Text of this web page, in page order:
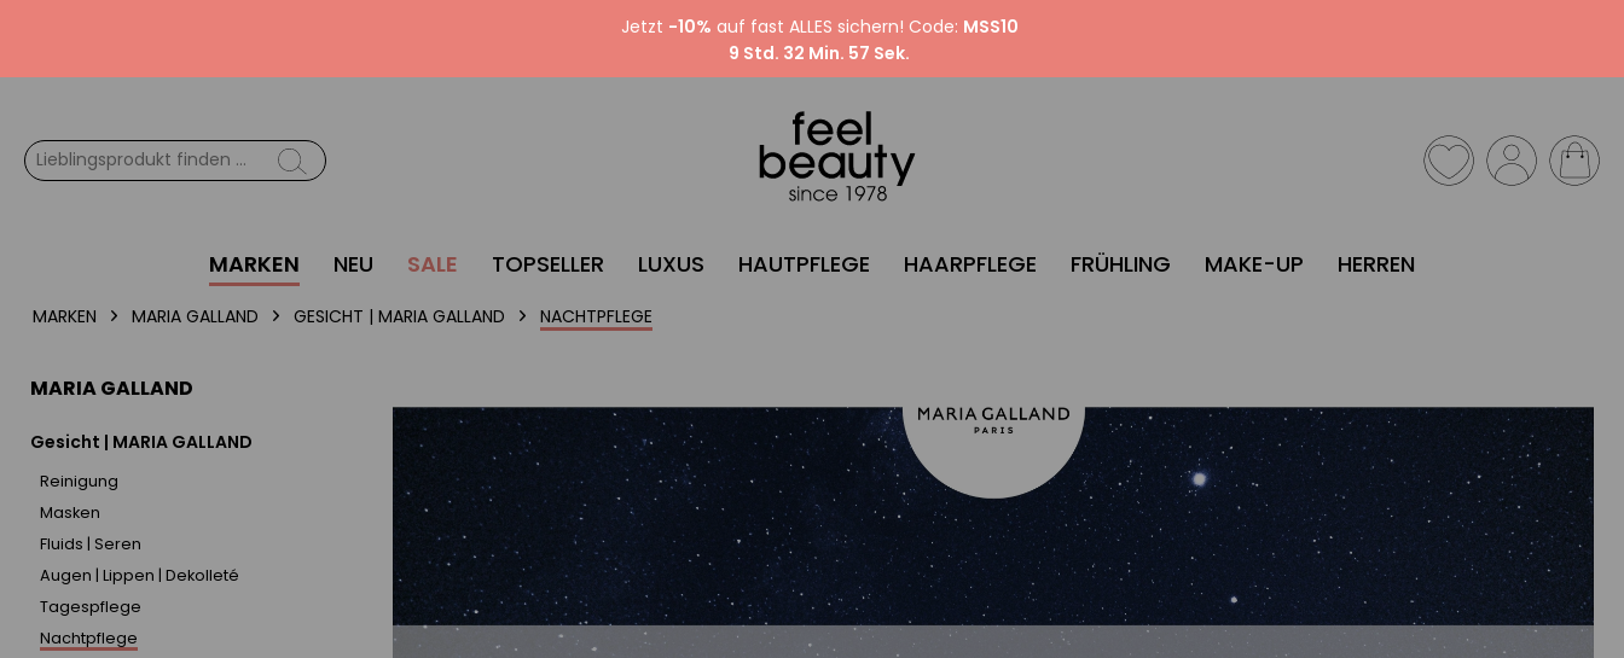
Jetzt -10% auf fast ALLES sichern! Code: MSS10
9 Std. 32 Min. 56 Sek.
MARKEN NEU SALE TOPSELLER LUXUS HAUTPFLEGE HAARPFLEGE FRÜHLING MAKE-UP HERREN
MARKEN MARIA GALLAND GESICHT | MARIA GALLAND NACHTPFLEGE
MARIA GALLAND
Gesicht | MARIA GALLAND
Reinigung
Masken
Fluids | Seren
Augen | Lippen | Dekolleté
Tagespflege
Nachtpflege